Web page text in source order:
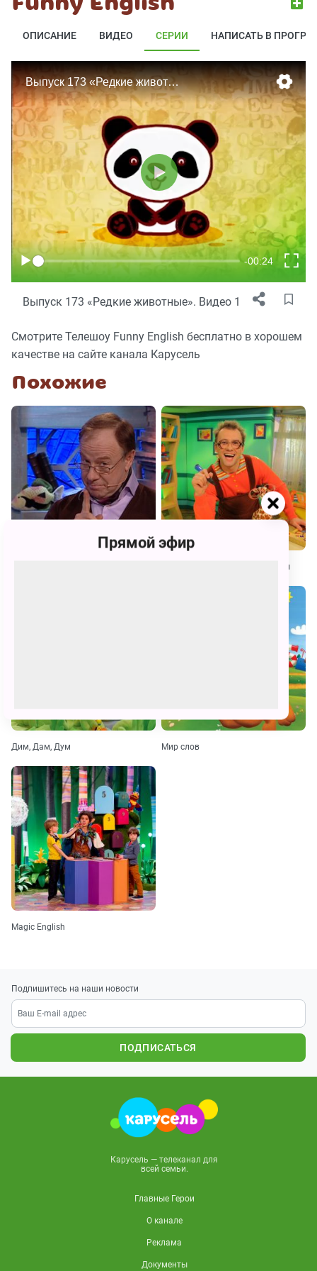
ОПИСАНИЕ ВИДЕО СЕРИИ НАПИСАТЬ В
Выпуск 173 «Редкие животные». Видео 1
Смотрите Телешоу Funny English бесплатно в хорошем
качестве на сайте канала Карусель
Похожие
Бериляка учится читать. Буквы
Дим, Дам, Дум Мир слов
Magic English
Подпишитесь на наши новости
ПОДПИСАТЬСЯ
Карусель — телеканал для
всей семьи.
Главные Герои
О канале
Реклама
Документы
Прямой эфир